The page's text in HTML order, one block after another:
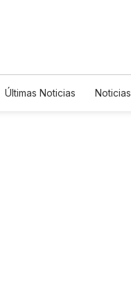
Últimas Noticias Noticias